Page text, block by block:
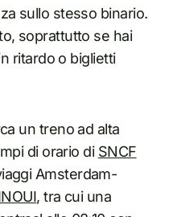
sullo stesso binario.
soprattutto se hai
ritardo o biglietti
un treno ad alta
di orario di SNCF
Amsterdam-
, tra cui una